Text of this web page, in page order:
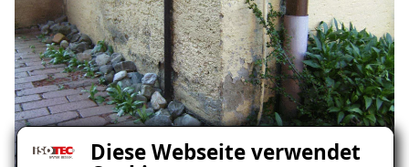
Diese Webseite verwendet